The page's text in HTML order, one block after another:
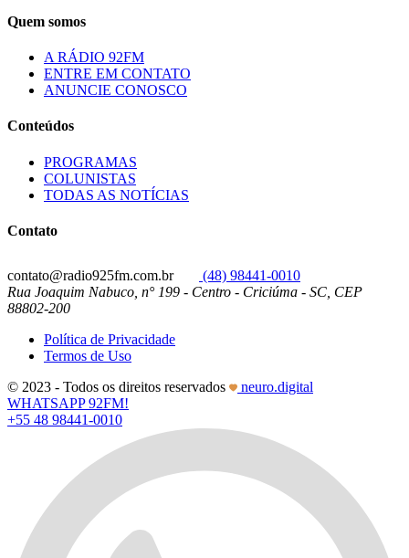
Quem somos
A RÁDIO 92FM
ENTRE EM CONTATO
ANUNCIE CONOSCO
Conteúdos
PROGRAMAS
COLUNISTAS
TODAS AS NOTÍCIAS
Contato
contato@radio925fm.com.br
(48) 98441-0010
Rua Joaquim Nabuco, n° 199 - Centro - Criciúma - SC, CEP
88802-200
Política de Privacidade
Termos de Uso
© 2023 - Todos os direitos reservados
neuro.digital
WHATSAPP 92FM!
+55 48 98441-0010